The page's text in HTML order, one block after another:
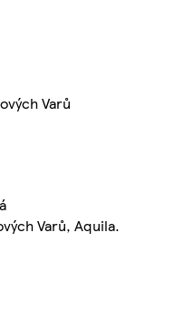
Varů
Varů, Aquila.